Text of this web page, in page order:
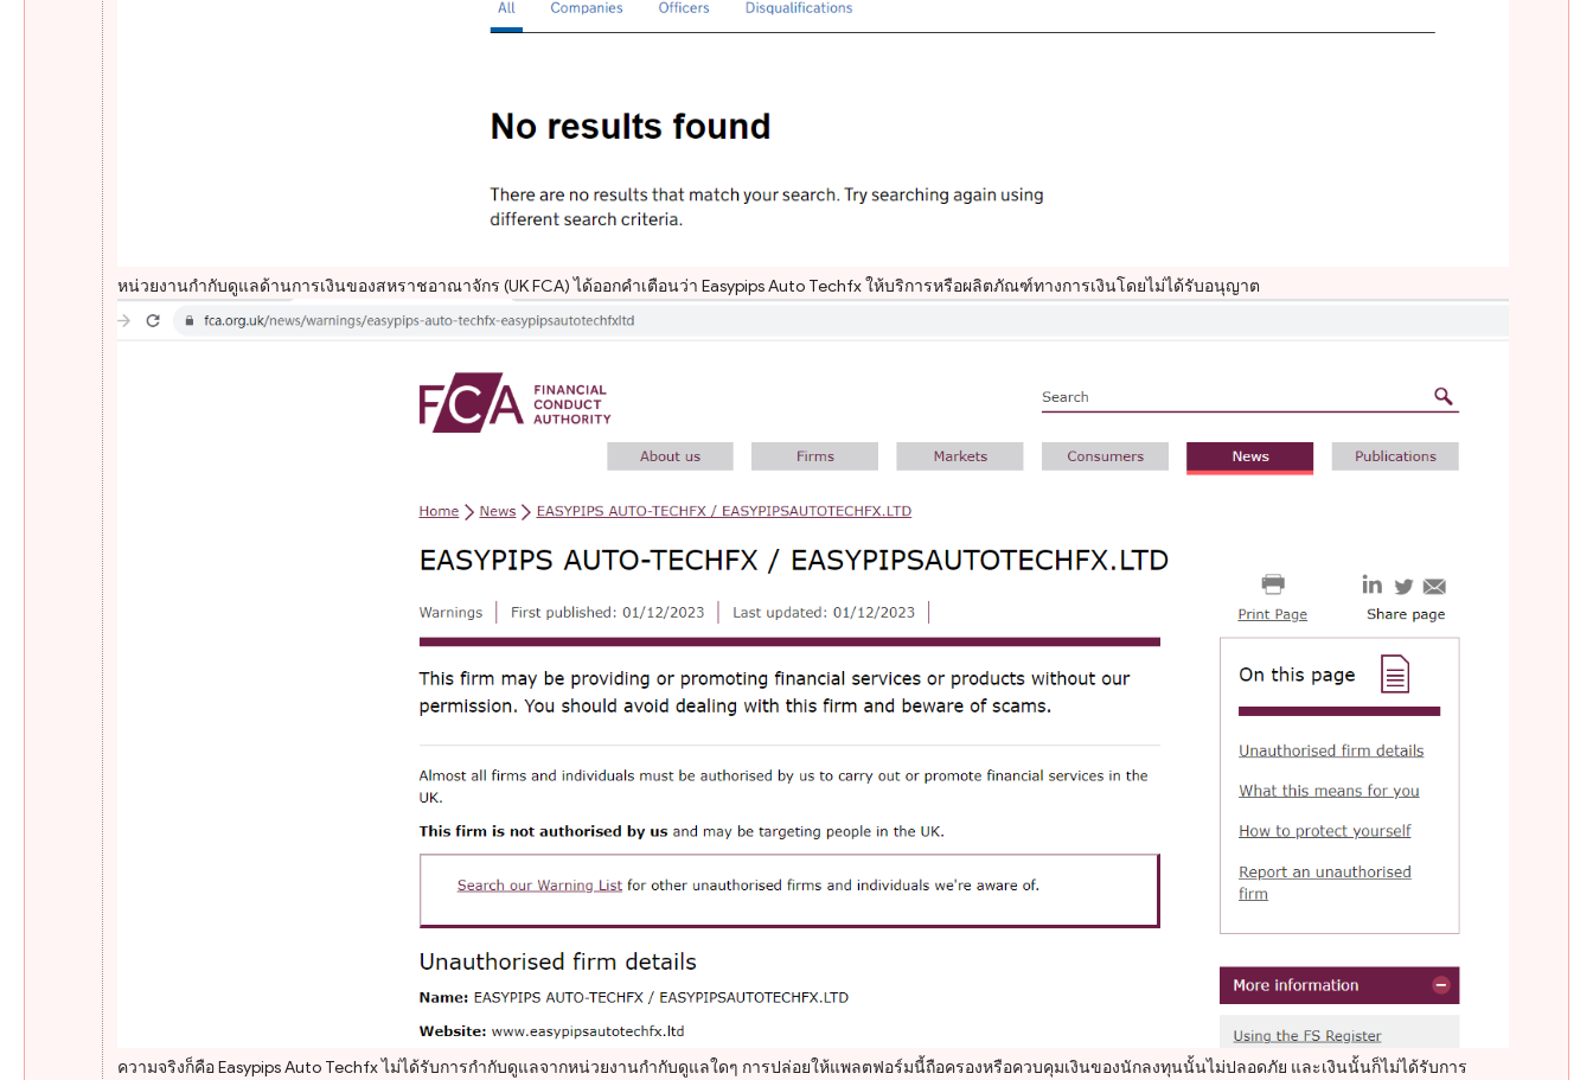
หน่วยงานกำกับดูแลด้านการเงินของสหราชอาณาจักร (UK FCA) ได้ออกคำเตือนว่า Easypips Auto Techfx ให้บริการหรือผลิตภัณฑ์ทางการเงินโดยไม่ได้รับอนุญาต
ความจริงก็คือ Easypips Auto Techfx ไม่ได้รับการกำกับดูแลจากหน่วยงานกำกับดูแลใดๆ การปล่อยให้แพลตฟอร์มนี้ถือครองหรือควบคุมเงินของนักลงทุนนั้นไม่ปลอดภัย และเงินนั้นก็ไม่ได้รับการ